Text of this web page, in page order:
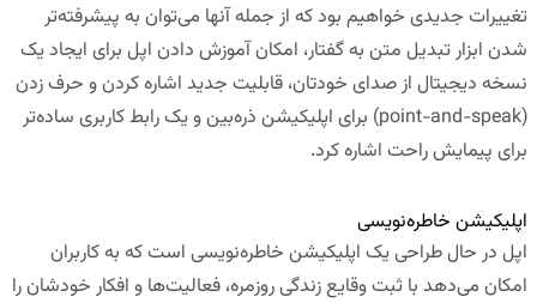
تغییرات جدیدی خواهیم بود که از جمله آنها می‌توان به پیشرفته‌تر
شدن ابزار تبدیل متن به گفتار، امکان آموزش دادن اپل برای ایجاد یک
نسخه دیجیتال از صدای خودتان، قابلیت جدید اشاره کردن و حرف زدن
(point-and-speak) برای اپلیکیشن ذره‌بین و یک رابط کاربری ساده‌تر
برای پیمایش راحت اشاره کرد.
اپلیکیشن خاطره‌نویسی
اپل در حال طراحی یک اپلیکیشن خاطره‌نویسی است که به کاربران
امکان می‌دهد با ثبت وقایع زندگی روزمره، فعالیت‌ها و افکار خودشان را